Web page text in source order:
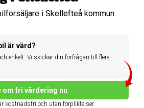
i Skellefteå kommun
är värd?
enkelt. Vi skickar din förfrågan till flera
om fri värdering nu
kostnadsfri och utan förpliktelser